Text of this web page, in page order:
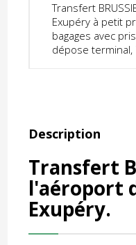
Transfert
Exupéry à petit
bagages avec
dépose terminal,
Description
Transfert
l'aéroport
Exupéry.